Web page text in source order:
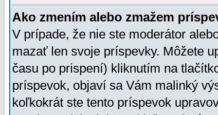
Ako zmením alebo zmažem
V prípade, že nie ste moderátor
mazať len svoje príspevky. Môžete
času po prispení) kliknutím na
príspevok, objaví sa Vám malinký
koľkokrát ste tento príspevok